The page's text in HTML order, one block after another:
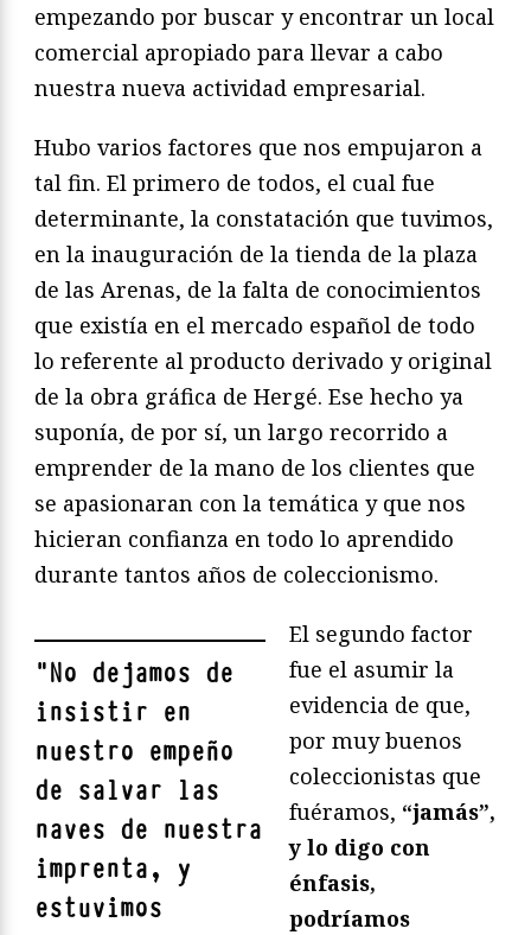
empezando por buscar y encontrar un local
comercial apropiado para llevar a cabo
nuestra nueva actividad empresarial.
Hubo varios factores que nos empujaron a
tal fin. El primero de todos, el cual fue
determinante, la constatación que tuvimos,
en la inauguración de la tienda de la plaza
de las Arenas, de la falta de conocimientos
que existía en el mercado español de todo
lo referente al producto derivado y original
de la obra gráfica de Hergé. Ese hecho ya
suponía, de por sí, un largo recorrido a
emprender de la mano de los clientes que
se apasionaran con la temática y que nos
hicieran confianza en todo lo aprendido
durante tantos años de coleccionismo.
"No dejamos de
insistir en
nuestro empeño
de salvar las
naves de nuestra
imprenta, y
estuvimos
El segundo factor
fue el asumir la
evidencia de que,
por muy buenos
coleccionistas que
fuéramos, “jamás”,
y lo digo con
énfasis,
podríamos